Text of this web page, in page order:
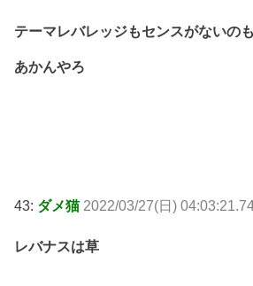
テーマレバレッジもセンスがないの
あかんやろ
43: ダメ猫 2022/03/27(日)
レバナスは草